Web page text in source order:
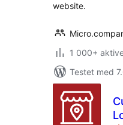
website.
1 000+
Testet med